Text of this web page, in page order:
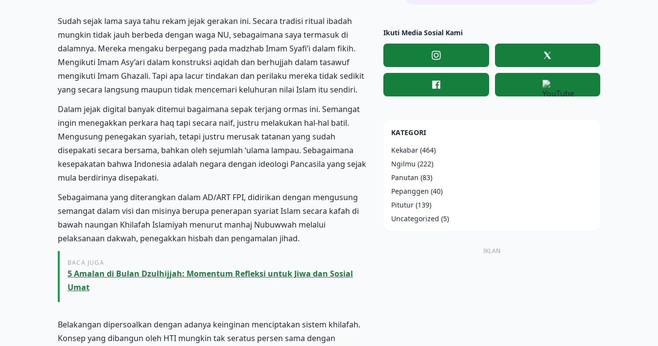
Sudah sejak lama saya tahu rekam jejak gerakan ini. Secara tradisi ritual ibadah
mungkin tidak jauh berbeda dengan waga NU, sebagaimana saya termasuk di
dalamnya. Mereka mengaku berpegang pada madzhab Imam Syafi’i dalam fikih.
Mengikuti Imam Asy’ari dalam konstruksi aqidah dan berhujjah dalam tasawuf
mengikuti Imam Ghazali. Tapi apa lacur tindakan dan perilaku mereka tidak sedikit
yang secara langsung maupun tidak mencemari keluhuran nilai Islam itu sendiri.
Dalam jejak digital banyak ditemui bagaimana sepak terjang ormas ini. Semangat
ingin menegakkan perkara haq tapi secara naif, justru melakukan hal-hal batil.
Mengusung penegakan syariah, tetapi justru merusak tatanan yang sudah
disepakati secara bersama, bahkan oleh sejumlah ‘ulama lampau. Sebagaimana
kesepakatan bahwa Indonesia adalah negara dengan ideologi Pancasila yang sejak
mula berdirinya disepakati.
Sebagaimana yang diterangkan dalam AD/ART FPI, didirikan dengan mengusung
semangat dalam visi dan misinya berupa penerapan syariat Islam secara kafah di
bawah naungan Khilafah Islamiyah menurut manhaj Nubuwwah melalui
pelaksanaan dakwah, penegakkan hisbah dan pengamalan jihad.
BACA JUGA
5 Amalan di Bulan Dzulhijjah: Momentum Refleksi untuk Jiwa dan Sosial
Umat
Belakangan dipersoalkan dengan adanya keinginan menciptakan sistem khilafah.
Konsep yang dibangun oleh HTI mungkin tak seratus persen sama dengan
Ikuti Media Sosial Kami
Instagram X
Facebook YouTube
KATEGORI
Kekabar (464)
Ngilmu (222)
Panutan (83)
Pepanggen (40)
Pitutur (139)
Uncategorized (5)
IKLAN